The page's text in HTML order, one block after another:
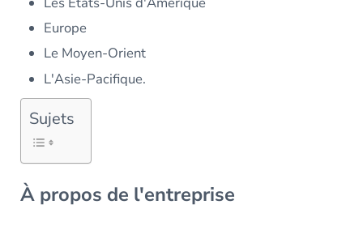
Europe
Le Moyen-Orient
L'Asie-Pacifique.
Sujets
À propos de l'entreprise